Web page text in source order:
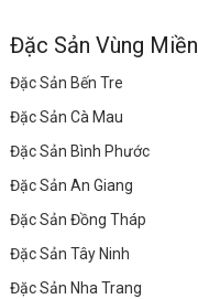
Đặc Sản Vùng Miền
Đặc Sản Bến Tre
Đặc Sản Cà Mau
Đặc Sản Bình Phước
Đặc Sản An Giang
Đặc Sản Đồng Tháp
Đặc Sản Tây Ninh
Đặc Sản Nha Trang